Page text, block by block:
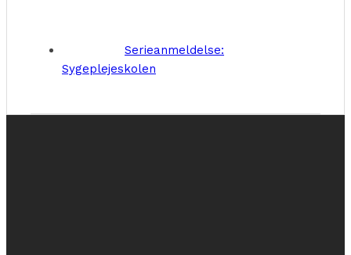
Serieanmeldelse:
Sygeplejeskolen